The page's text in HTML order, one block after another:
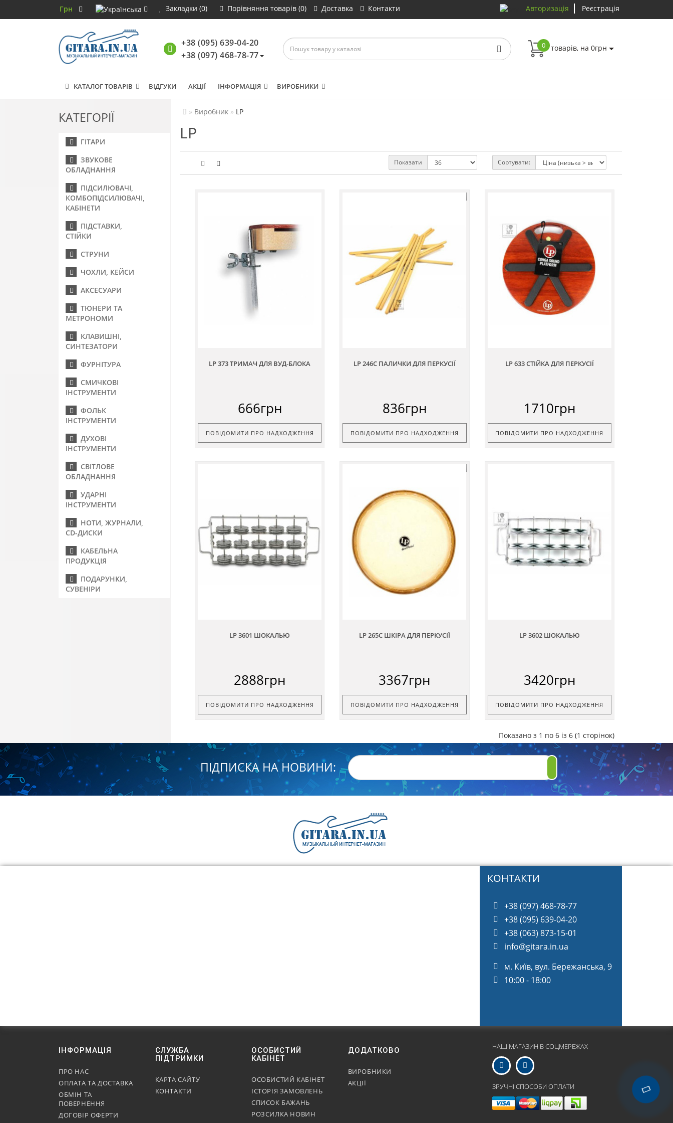
Грн Закладки (0) Порівняння товарів (0) Доставка Контакти Авторизація Реєстрація
+38 (095) 639-04-20
+38 (097) 468-78-77
0 товарів, на 0грн
КАТАЛОГ ТОВАРІВ ВІДГУКИ АКЦІЇ ІНФОРМАЦІЯ ВИРОБНИКИ
КАТЕГОРІЇ
ГІТАРИ
ЗВУКОВЕ
ОБЛАДНАННЯ
ПІДСИЛЮВАЧІ,
КОМБОПІДСИЛЮВАЧІ,
КАБІНЕТИ
ПІДСТАВКИ,
СТІЙКИ
СТРУНИ
ЧОХЛИ, КЕЙСИ
АКСЕСУАРИ
ТЮНЕРИ ТА
МЕТРОНОМИ
КЛАВИШНІ,
СИНТЕЗАТОРИ
ФУРНІТУРА
СМИЧКОВІ
ІНСТРУМЕНТИ
ФОЛЬК
ІНСТРУМЕНТИ
ДУХОВІ
ІНСТРУМЕНТИ
СВІТЛОВЕ
ОБЛАДНАННЯ
УДАРНІ
ІНСТРУМЕНТИ
НОТИ, ЖУРНАЛИ,
CD-ДИСКИ
КАБЕЛЬНА
ПРОДУКЦІЯ
ПОДАРУНКИ,
СУВЕНІРИ
Виробник LP
LP
Сортувати:
Показати
LP 373 ТРИМАЧ ДЛЯ ВУД-БЛОКА
666грн
ПОВІДОМИТИ ПРО НАДХОДЖЕННЯ
LP 246C ПАЛИЧКИ ДЛЯ ПЕРКУСІЇ
836грн
ПОВІДОМИТИ ПРО НАДХОДЖЕННЯ
LP 633 СТІЙКА ДЛЯ ПЕРКУСІЇ
1710грн
ПОВІДОМИТИ ПРО НАДХОДЖЕННЯ
LP 3601 ШОКАЛЬЮ
2888грн
ПОВІДОМИТИ ПРО НАДХОДЖЕННЯ
LP 265C ШКІРА ДЛЯ ПЕРКУСІЇ
3367грн
ПОВІДОМИТИ ПРО НАДХОДЖЕННЯ
LP 3602 ШОКАЛЬЮ
3420грн
ПОВІДОМИТИ ПРО НАДХОДЖЕННЯ
Показано з 1 по 6 із 6 (1 сторінок)
ПІДПИСКА НА НОВИНИ:
КОНТАКТИ
+38 (097) 468-78-77
+38 (095) 639-04-20
+38 (063) 873-15-01
info@gitara.in.ua
м. Київ, вул. Бережанська, 9
10:00 - 18:00
ІНФОРМАЦІЯ
ПРО НАС
ОПЛАТА ТА ДОСТАВКА
ОБМІН ТА
ПОВЕРНЕННЯ
ДОГОВІР ОФЕРТИ
СЛУЖБА
ПІДТРИМКИ
КАРТА САЙТУ
КОНТАКТИ
ОСОБИСТИЙ
КАБІНЕТ
ОСОБИСТИЙ КАБІНЕТ
ІСТОРІЯ ЗАМОВЛЕНЬ
СПИСОК БАЖАНЬ
РОЗСИЛКА НОВИН
ДОДАТКОВО
ВИРОБНИКИ
АКЦІЇ
НАШ МАГАЗИН В СОЦМЕРЕЖАХ
ЗРУЧНІ СПОСОБИ ОПЛАТИ